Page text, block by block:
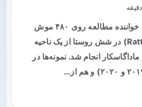
خلاصه سریع برای خواننده مطالعه روی ۴۸۰ موش
سیاه (Rattus rattus) در شش روستا از یک ناحیه
انجام شد. نمونه‌ها در